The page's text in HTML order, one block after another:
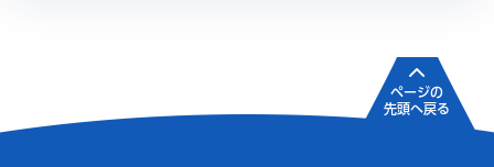
ページの
先頭へ戻る